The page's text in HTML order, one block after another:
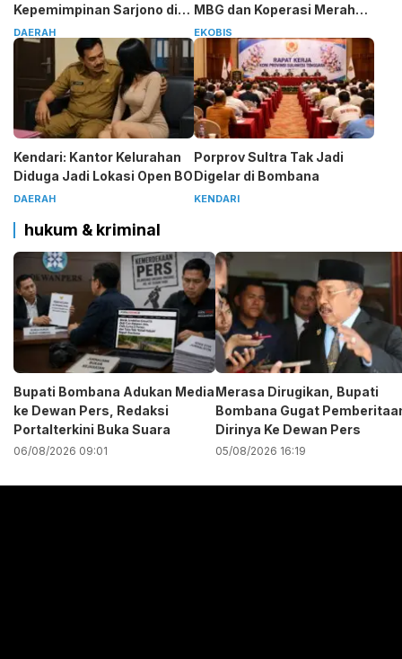
Kepemimpinan Sarjono di
SMSI
DAERAH
MBG dan Koperasi Merah
Putih
EKOBIS
Kendari: Kantor Kelurahan
Diduga Jadi Lokasi Open BO
DAERAH
Porprov Sultra Tak Jadi
Digelar di Bombana
KENDARI
hukum & kriminal
Bupati Bombana Adukan Media
ke Dewan Pers, Redaksi
Portalterkini Buka Suara
06/08/2026 09:01
Merasa Dirugikan, Bupati
Bombana Gugat
Dirinya Ke Dewan Pers
05/08/2026 16:19